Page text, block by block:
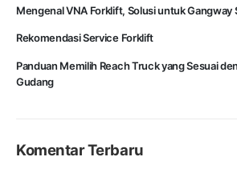
Mengenal VNA Forklift, Solusi untuk Gangway
Rekomendasi Service Forklift
Panduan Memilih Reach Truck yang Sesuai
Gudang
Komentar Terbaru